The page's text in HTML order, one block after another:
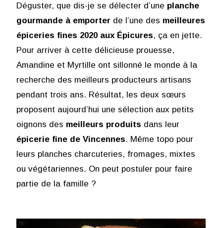
Déguster, que dis-je se délecter d’une planche
gourmande à emporter de l’une des meilleures
épiceries fines 2020 aux Épicures, ça en jette.
Pour arriver à cette délicieuse prouesse,
Amandine et Myrtille ont sillonné le monde à la
recherche des meilleurs producteurs artisans
pendant trois ans. Résultat, les deux sœurs
proposent aujourd’hui une sélection aux petits
oignons des meilleurs produits dans leur
épicerie fine de Vincennes. Même topo pour
leurs planches charcuteries, fromages, mixtes
ou végétariennes. On peut postuler pour faire
partie de la famille ?